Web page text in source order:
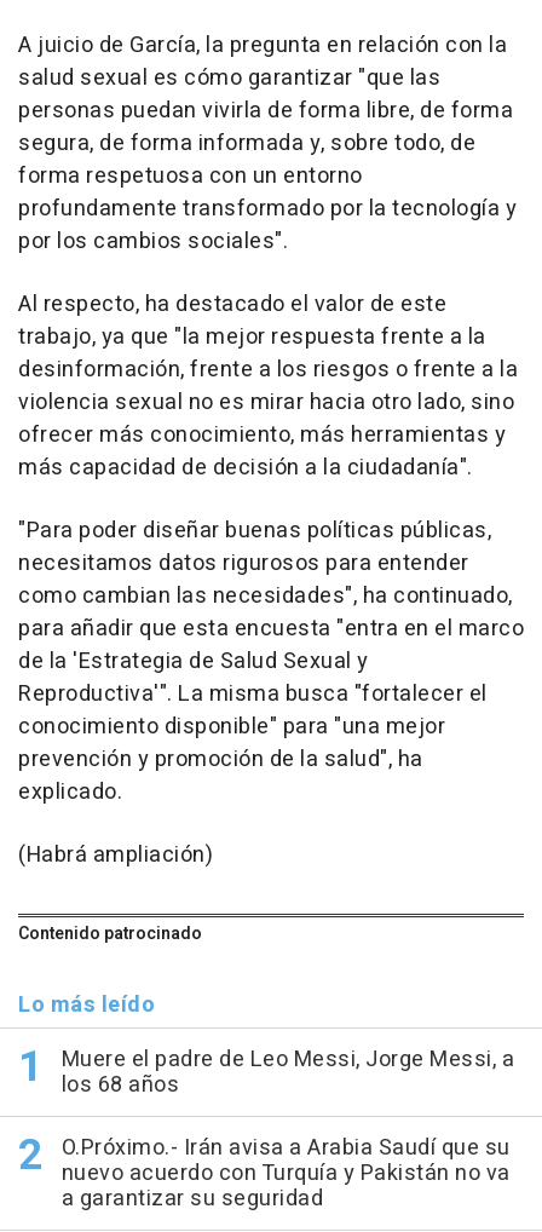
A juicio de García, la pregunta en relación con la
salud sexual es cómo garantizar "que las
personas puedan vivirla de forma libre, de forma
segura, de forma informada y, sobre todo, de
forma respetuosa con un entorno
profundamente transformado por la tecnología y
por los cambios sociales".
Al respecto, ha destacado el valor de este
trabajo, ya que "la mejor respuesta frente a la
desinformación, frente a los riesgos o frente a la
violencia sexual no es mirar hacia otro lado, sino
ofrecer más conocimiento, más herramientas y
más capacidad de decisión a la ciudadanía".
"Para poder diseñar buenas políticas públicas,
necesitamos datos rigurosos para entender
como cambian las necesidades", ha continuado,
para añadir que esta encuesta "entra en el marco
de la 'Estrategia de Salud Sexual y
Reproductiva'". La misma busca "fortalecer el
conocimiento disponible" para "una mejor
prevención y promoción de la salud", ha
explicado.
(Habrá ampliación)
Contenido patrocinado
Lo más leído
Muere el padre de Leo Messi, Jorge Messi, a
los 68 años
O.Próximo.- Irán avisa a Arabia Saudí que su
nuevo acuerdo con Turquía y Pakistán no va
a garantizar su seguridad